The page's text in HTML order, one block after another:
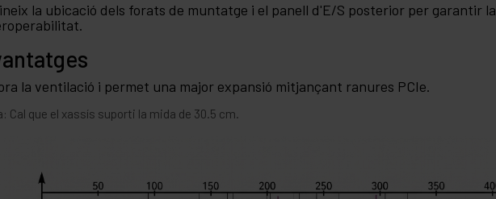
la ubicació dels forats de muntatge i el panell d'E/S posterior per garantir la
la ventilació i permet una major expansió mitjançant ranures PCIe.
Cal que el xassís suporti la mida de 30.5 cm.